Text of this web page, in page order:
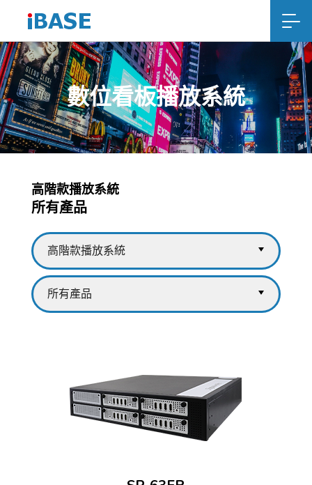
數位看板播放系統
高階款播放系統
所有產品